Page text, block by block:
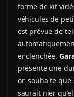
forme de kit
véhicules de
est prévue de
enclenchée.
présente une
on souhaite que
saurait nier